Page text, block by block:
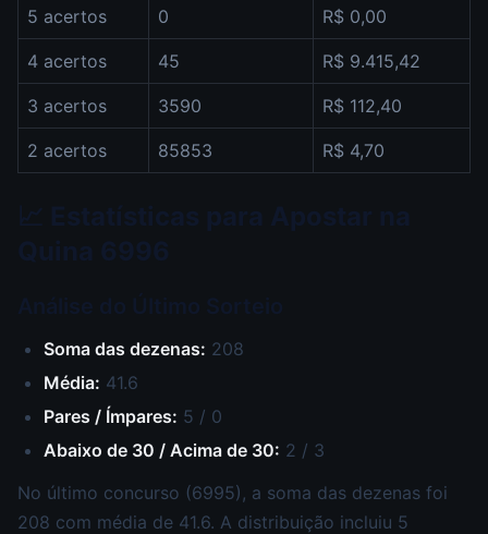
5 acertos 0 R$ 0,00
4 acertos 45 R$ 9.415,42
3 acertos 3590 R$ 112,40
2 acertos 85853 R$ 4,70
Soma das dezenas: 208
Média: 41.6
Pares / Ímpares: 5 / 0
Abaixo de 30 / Acima de 30: 2 / 3
No último concurso (6995), a soma das dezenas foi
208 com média de 41.6. A distribuição incluiu 5